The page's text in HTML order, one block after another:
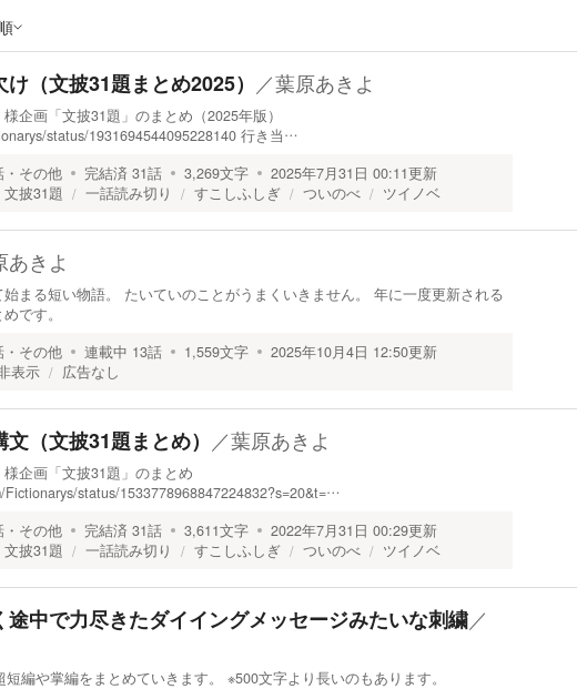
（文披31題まとめ2025） ／葉原あきよ
企画「文披31題」のまとめ（2025年版）
status/1931694544095228140 行き当…
その他 完結済 31話 3,269文字 2025年7月31日 00:11更新
文披31題 一話読み切り すこしふしぎ ついのべ ツイノベ
あきよ
まる短い物語。 たいていのことがうまくいきません。 年に一度更新される
です。
その他 連載中 13話 1,559文字 2025年10月4日 12:50更新
表示 広告なし
（文披31題まとめ） ／葉原あきよ
企画「文披31題」のまとめ
status/1533778968847224832?s=20&t=…
その他 完結済 31話 3,611文字 2022年7月31日 00:29更新
文披31題 一話読み切り すこしふしぎ ついのべ ツイノベ
途中で力尽きたダイイングメッセージみたいな刺繍／
編や掌編をまとめていきます。 ※500文字より長いのもあります。